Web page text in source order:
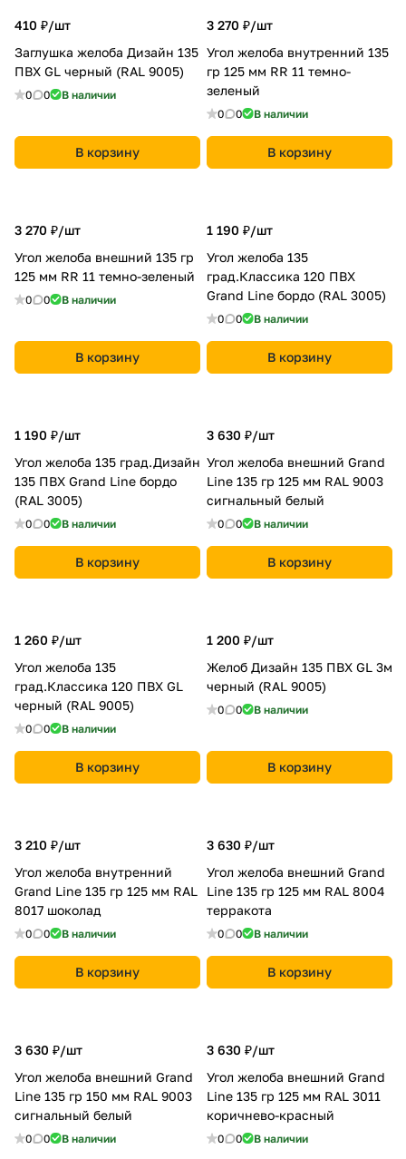
410 ₽/шт
Заглушка желоба Дизайн 135
ПВХ GL черный (RAL 9005)
0 0 В наличии
В корзину
3 270 ₽/шт
Угол желоба внутренний 135
гр 125 мм RR 11 темно-
зеленый
0 0 В наличии
В корзину
3 270 ₽/шт
Угол желоба внешний 135 гр
125 мм RR 11 темно-зеленый
0 0 В наличии
В корзину
1 190 ₽/шт
Угол желоба 135
град.Классика 120 ПВХ
Grand Line бордо (RAL 3005)
0 0 В наличии
В корзину
1 190 ₽/шт
Угол желоба 135 град.Дизайн
135 ПВХ Grand Line бордо
(RAL 3005)
0 0 В наличии
В корзину
3 630 ₽/шт
Угол желоба внешний Grand
Line 135 гр 125 мм RAL 9003
сигнальный белый
0 0 В наличии
В корзину
1 260 ₽/шт
Угол желоба 135
град.Классика 120 ПВХ GL
черный (RAL 9005)
0 0 В наличии
В корзину
1 200 ₽/шт
Желоб Дизайн 135 ПВХ GL 3м
черный (RAL 9005)
0 0 В наличии
В корзину
3 210 ₽/шт
Угол желоба внутренний
Grand Line 135 гр 125 мм RAL
8017 шоколад
0 0 В наличии
В корзину
3 630 ₽/шт
Угол желоба внешний Grand
Line 135 гр 125 мм RAL 8004
терракота
0 0 В наличии
В корзину
3 630 ₽/шт
Угол желоба внешний Grand
Line 135 гр 150 мм RAL 9003
сигнальный белый
0 0 В наличии
3 630 ₽/шт
Угол желоба внешний Grand
Line 135 гр 125 мм RAL 3011
коричнево-красный
0 0 В наличии